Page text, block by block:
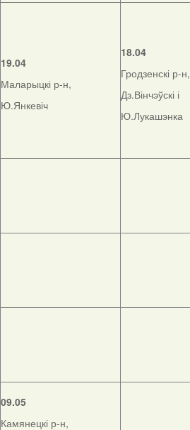
19.04
Маларыцкі р-н,
Ю.Янкевіч
18.04
Гродзенскі р-н,
Дз.Вінчэўскі і
Ю.Лукашэнка
09.05
Камянецкі р-н,